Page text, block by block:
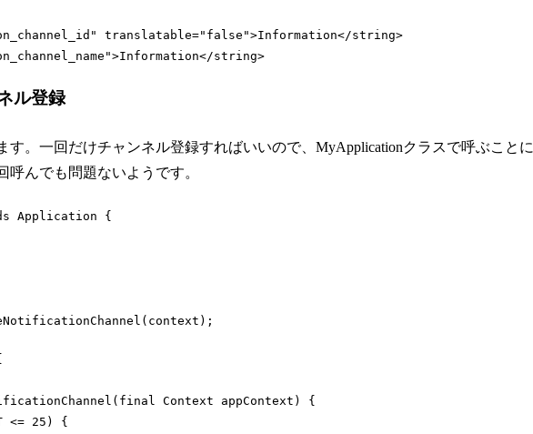
translatable="false">Information</string>
>Information</string>
ル登録
す。一回だけチャンネル登録すればいいので、MyApplicationクラスで呼ぶことに
呼んでも問題ないようです。
Application {
final
Context appContext) {
<= 25 ) {